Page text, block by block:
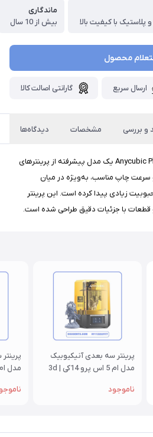
پلاستیک با کیفیت بالا
ماندگاری
بیش از 10 سال
محصول
ارسال سریع گارانتی اصالت کالا
و بررسی مشخصات دیدگاه‌ها
پرینتر سه‌بعدی Anycubic Photon Mono X2 یک مدل پیشرفته از پرینترهای
سرعت چاپ مناسب، به‌ویژه در میان
زیادی پیدا کرده است. این پرینتر
با جزئیات دقیق طراحی شده است.
پرینتر سه بعدی آنیکیوبیک
مدل ام 5 اس پرو 14کی | 3d
14k
ناموجود